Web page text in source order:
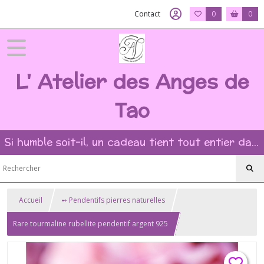
Contact 0 0
L' Atelier des Anges de
Tao
Si humble soit-il, un cadeau tient tout entier dans l'intention et la beauté du geste ?
Accueil ➻ Pendentifs pierres naturelles
Rare tourmaline rubellite pendentif argent 925